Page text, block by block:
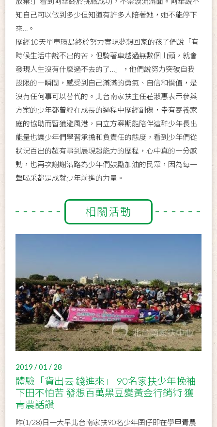
知自己可以做到多少但知道有許多人陪著她，她不能停下
來…。
歷經10天單車環島終於努力實現夢想回家的孩子們說「有
時候生活中說不出的苦，但騎著車越過無數個山頭，就會
發現人生沒有什麼過不去的了…」，他們說努力突破自我
設限的一瞬間，感受到自己滿滿的勇氣、自信和價值，是
沒有任何事可以替代的。北台南家扶主任莊淑惠表示參與
方案的少年都曾經在成長的過程中歷經創傷，幸有寄養家
庭的協助而暫獲避風港，自立方案期能陪伴這群少年長出
能量也讓少年們學習承擔和負責任的態度，看到少年們從
狀況百出的超有事到展現超能力的歷程，心中真的十分感
動，也再次謝謝沿路為少年們鼓勵加油的民眾，因為每一
聲喝采都是成就少年前進的力量。
相關活動
2019 / 01 / 28
體驗「貨出去 錢進來」 90名家扶少年挽袖
下田不怕苦 發想百萬黑豆變黃金行銷術 獲
青農話讚
昨(1/28)日一大早北台南家扶90名少年囝仔即在學甲青農